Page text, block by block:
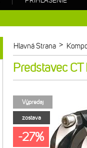
Hlavná Strana >
Predstavec
Výpredaj
zostava
-27%